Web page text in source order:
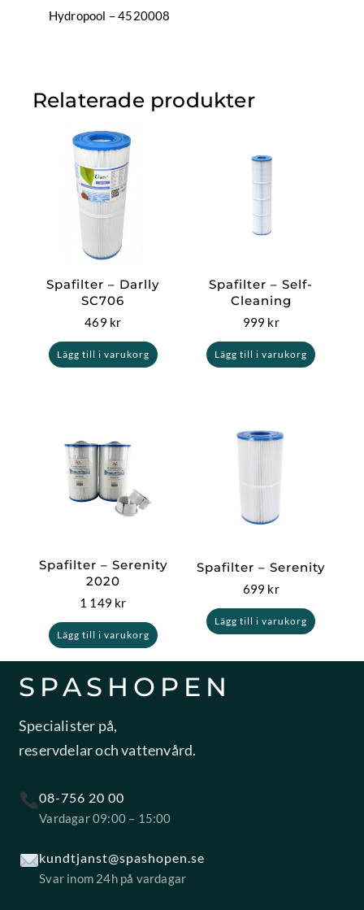
Hydropool – 4520008
Relaterade produkter
Spafilter – Darlly
SC706
469 kr
Lägg till i varukorg
Spafilter – Self-
Cleaning
999 kr
Lägg till i varukorg
Spafilter – Serenity
2020
1 149 kr
Lägg till i varukorg
Spafilter – Serenity
699 kr
Lägg till i varukorg
SPASHOPEN
Specialister på,
reservdelar och vattenvård.
08-756 20 00
Vardagar 09:00 – 15:00
kundtjanst@spashopen.se
Svar inom 24h på vardagar